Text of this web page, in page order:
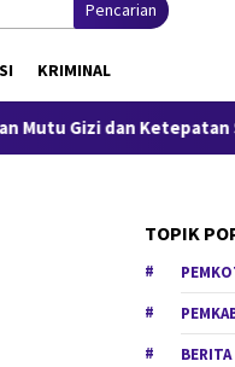
Pencarian
KRIMINAL
Ketepatan Sasaran
TOPIK
BERITA